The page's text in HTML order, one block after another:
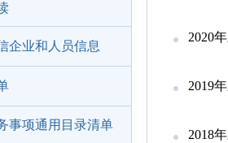
企业和人员信息
事项通用目录清单
2020
2019
2018